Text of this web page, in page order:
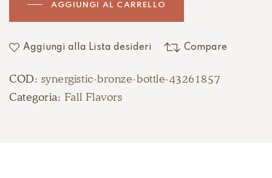
AGGIUNGI AL CARRELLO
Aggiungi alla Lista desideri Compare
COD: synergistic-bronze-bottle-43261857
Categoria: Fall Flavors